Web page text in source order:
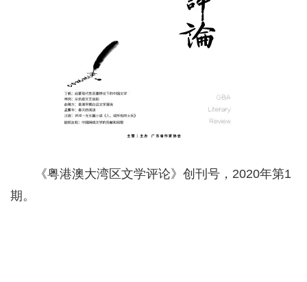
《粤港澳大湾区文学评论》创刊号，2020年第1
期。